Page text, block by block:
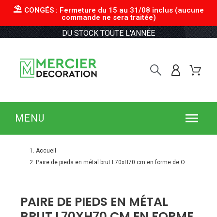
⛱︎ CONGÉS : Fermeture du 15 au 31/08 inclus (aucune
commande ne sera traitée)
DU STOCK TOUTE L'ANNÉE
MENU
Accueil
Paire de pieds en métal brut L70xH70 cm en forme de O
PAIRE DE PIEDS EN MÉTAL